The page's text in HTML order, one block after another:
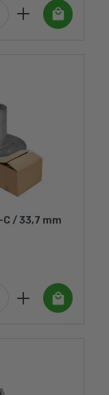
/ 33,7 mm